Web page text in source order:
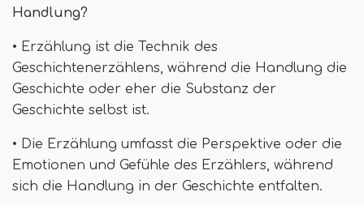
Handlung?
• Erzählung ist die Technik des
Geschichtenerzählens, während die Handlung die
Geschichte oder eher die Substanz der
Geschichte selbst ist.
• Die Erzählung umfasst die Perspektive oder die
Emotionen und Gefühle des Erzählers, während
sich die Handlung in der Geschichte entfalten.